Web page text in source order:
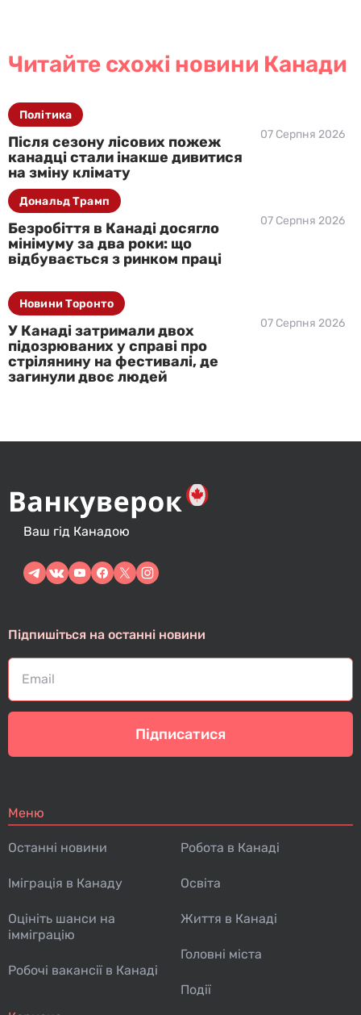
Читайте схожі новини Канади
Після сезону лісових пожеж
канадці стали інакше дивитися
на зміну клімату
07 Серпня 2026
Політика
Безробіття в Канаді досягло
мінімуму за два роки: що
відбувається з ринком праці
07 Серпня 2026
Дональд Трамп
У Канаді затримали двох
підозрюваних у справі про
стрілянину на фестивалі, де
загинули двоє людей
07 Серпня 2026
Новини Торонто
Ваш гід Канадою
Підпишіться на останні новини
Підписатися
Меню
Останні новини
Іміграція в Канаду
Оцініть шанси на
імміграцію
Робочі вакансії в Канаді
Робота в Канаді
Освіта
Життя в Канаді
Головні міста
Події